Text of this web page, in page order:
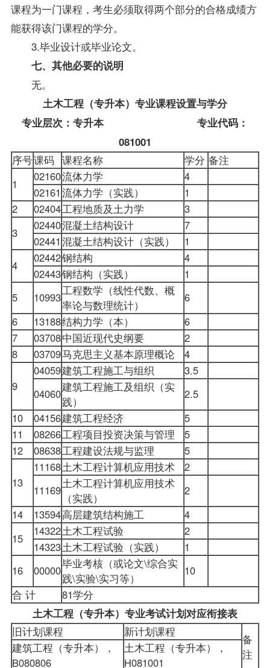
课程为一门课程，考生必须取得两个部分的合格成绩方
能获得该门课程的学分。
3.毕业设计或毕业论文。
七、其他必要的说明
无。
土木工程（专升本）专业课程设置与学分
专业层次：专升本 专业代码：
081001
序号课码 课程名称 学分 备注
1
02160流体力学
4
02161 流体力学（实践）
1
2
02404工程地质及土力学
3
3
02440混凝土结构设计
7
02441 混凝土结构设计（实践）
1
4
02442钢结构
4
02443钢结构（实践）
1
5
10993工程数学（线性代数、概
率论与数理统计）
6
6
13188结构力学（本）
6
7
03708中国近现代史纲要
2
8
03709马克思主义基本原理概论 4
9
04059建筑工程施工与组织
3.5
04060建筑工程施工及组织（实
践）
2.5
10
04156建筑工程经济
5
11
08266工程项目投资决策与管理
5
12
08638工程建设法规与监理 5
13
11168土木工程计算机应用技术
2
11169土木工程计算机应用技术
（实践）
2
14
13594高层建筑结构施工
4
15
14322土木工程试验
2
14323土木工程试验（实践）
1
16
00000毕业考核（或论文\综合实
践\实验\实习等）
10
合 计
81学分
土木工程（专升本）专业考试计划对应衔接表
旧计划课程
新计划课程
备
注
建筑工程（专升本），
B080806
土木工程（专升本），
H081001